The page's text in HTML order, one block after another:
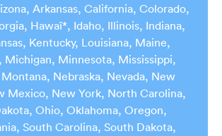
Arkansas, California, Colorado,
Hawaï*, Idaho, Illinois, Indiana,
Kentucky, Louisiana, Maine,
Michigan, Minnesota, Mississippi,
Nebraska, Nevada, New
Mexico, New York, North Carolina,
Ohio, Oklahoma, Oregon,
South Carolina, South Dakota,